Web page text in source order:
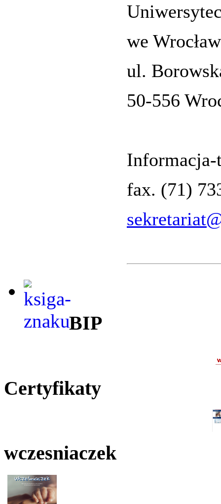
we
ul.
50-556
Informacja-
fax. (71)
BIP
Certyfikaty
wczesniaczek